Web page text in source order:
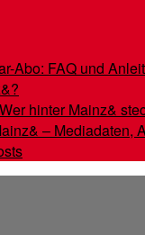
Abo: FAQ und
hinter Mainz&
– Mediadaten,